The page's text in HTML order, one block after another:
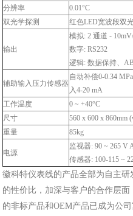
分辨率
0.01°C
双光学探测
红色LED宽波段双
输出
模拟: 2 通道 -
数字: RS232
逻辑: 数据保持、
辅助输入压力传感器
自动补偿0-0.34
入4-20 mA
工作温度
0 ~ +40°C
尺寸
560 x 600 x 860mm
重量
85kg
电源
监视器: 90 ~ 265 V
传感器: 100-115 ~
徽科特仪表线的产品全部为自主
的性价比，加深与客户的合作层
的非标产品和OEM产品已成为公